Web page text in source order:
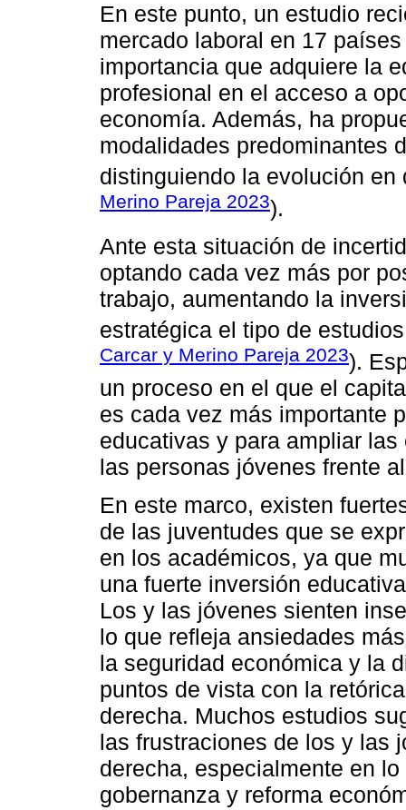
En este punto, un estudio
mercado laboral en 17
importancia que adquiere la
profesional en el acceso a
economía. Además, ha
modalidades predominantes
distinguiendo la evolución
Merino Pareja 2023).
Ante esta situación de
optando cada vez más por
trabajo, aumentando la
estratégica el tipo de
Carcar y Merino Pareja 2023).
un proceso en el que el
es cada vez más importante
educativas y para ampliar
las personas jóvenes frente
En este marco, existen
de las juventudes que se
en los académicos, ya que
una fuerte inversión
Los y las jóvenes sienten
lo que refleja ansiedades
la seguridad económica y la
puntos de vista con la
derecha. Muchos estudios
las frustraciones de los y las
derecha, especialmente en
gobernanza y reforma